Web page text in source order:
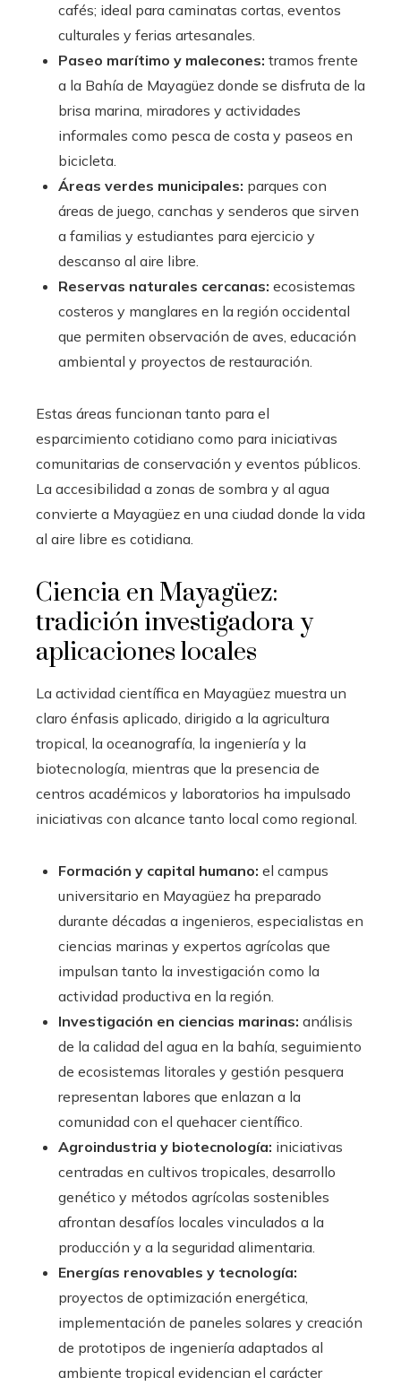
cafés; ideal para caminatas cortas, eventos
culturales y ferias artesanales.
Paseo marítimo y malecones: tramos frente
a la Bahía de Mayagüez donde se disfruta de la
brisa marina, miradores y actividades
informales como pesca de costa y paseos en
bicicleta.
Áreas verdes municipales: parques con
áreas de juego, canchas y senderos que sirven
a familias y estudiantes para ejercicio y
descanso al aire libre.
Reservas naturales cercanas: ecosistemas
costeros y manglares en la región occidental
que permiten observación de aves, educación
ambiental y proyectos de restauración.
Estas áreas funcionan tanto para el
esparcimiento cotidiano como para iniciativas
comunitarias de conservación y eventos públicos.
La accesibilidad a zonas de sombra y al agua
convierte a Mayagüez en una ciudad donde la vida
al aire libre es cotidiana.
Ciencia en Mayagüez:
tradición investigadora y
aplicaciones locales
La actividad científica en Mayagüez muestra un
claro énfasis aplicado, dirigido a la agricultura
tropical, la oceanografía, la ingeniería y la
biotecnología, mientras que la presencia de
centros académicos y laboratorios ha impulsado
iniciativas con alcance tanto local como regional.
Formación y capital humano: el campus
universitario en Mayagüez ha preparado
durante décadas a ingenieros, especialistas en
ciencias marinas y expertos agrícolas que
impulsan tanto la investigación como la
actividad productiva en la región.
Investigación en ciencias marinas: análisis
de la calidad del agua en la bahía, seguimiento
de ecosistemas litorales y gestión pesquera
representan labores que enlazan a la
comunidad con el quehacer científico.
Agroindustria y biotecnología: iniciativas
centradas en cultivos tropicales, desarrollo
genético y métodos agrícolas sostenibles
afrontan desafíos locales vinculados a la
producción y a la seguridad alimentaria.
Energías renovables y tecnología:
proyectos de optimización energética,
implementación de paneles solares y creación
de prototipos de ingeniería adaptados al
ambiente tropical evidencian el carácter